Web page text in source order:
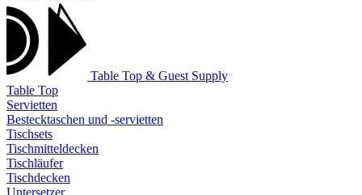
Table Top & Guest Supply
Table Top
Servietten
Bestecktaschen und -servietten
Tischsets
Tischmitteldecken
Tischläufer
Tischdecken